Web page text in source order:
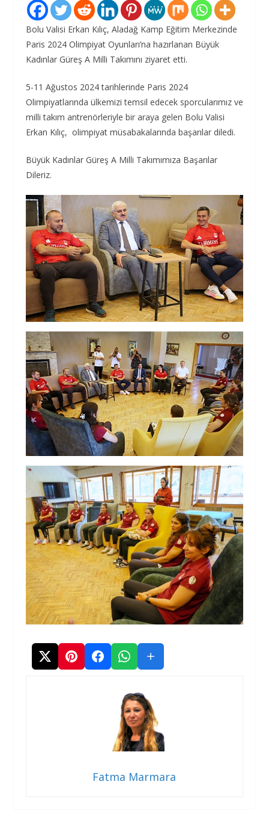
Bolu Valisi Erkan Kılıç, Aladağ Kamp Eğitim Merkezinde
Paris 2024 Olimpiyat Oyunları’na hazırlanan Büyük
Kadınlar Güreş A Milli Takımını ziyaret etti.
5-11 Ağustos 2024 tarihlerinde Paris 2024
Olimpiyatlarında ülkemizi temsil edecek sporcularımız ve
milli takım antrenörleriyle bir araya gelen Bolu Valisi
Erkan Kılıç, olimpiyat müsabakalarında başarılar diledi.
Büyük Kadınlar Güreş A Milli Takımımıza Başarılar
Dileriz.
Fatma Marmara